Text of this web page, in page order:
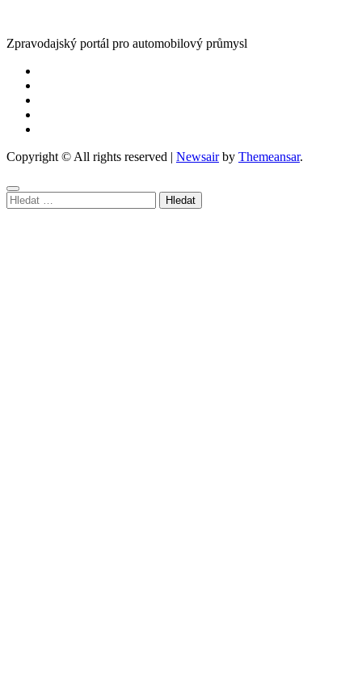
Zpravodajský portál pro automobilový průmysl
Copyright © All rights reserved | Newsairby Themeansar.
Vyhledávání